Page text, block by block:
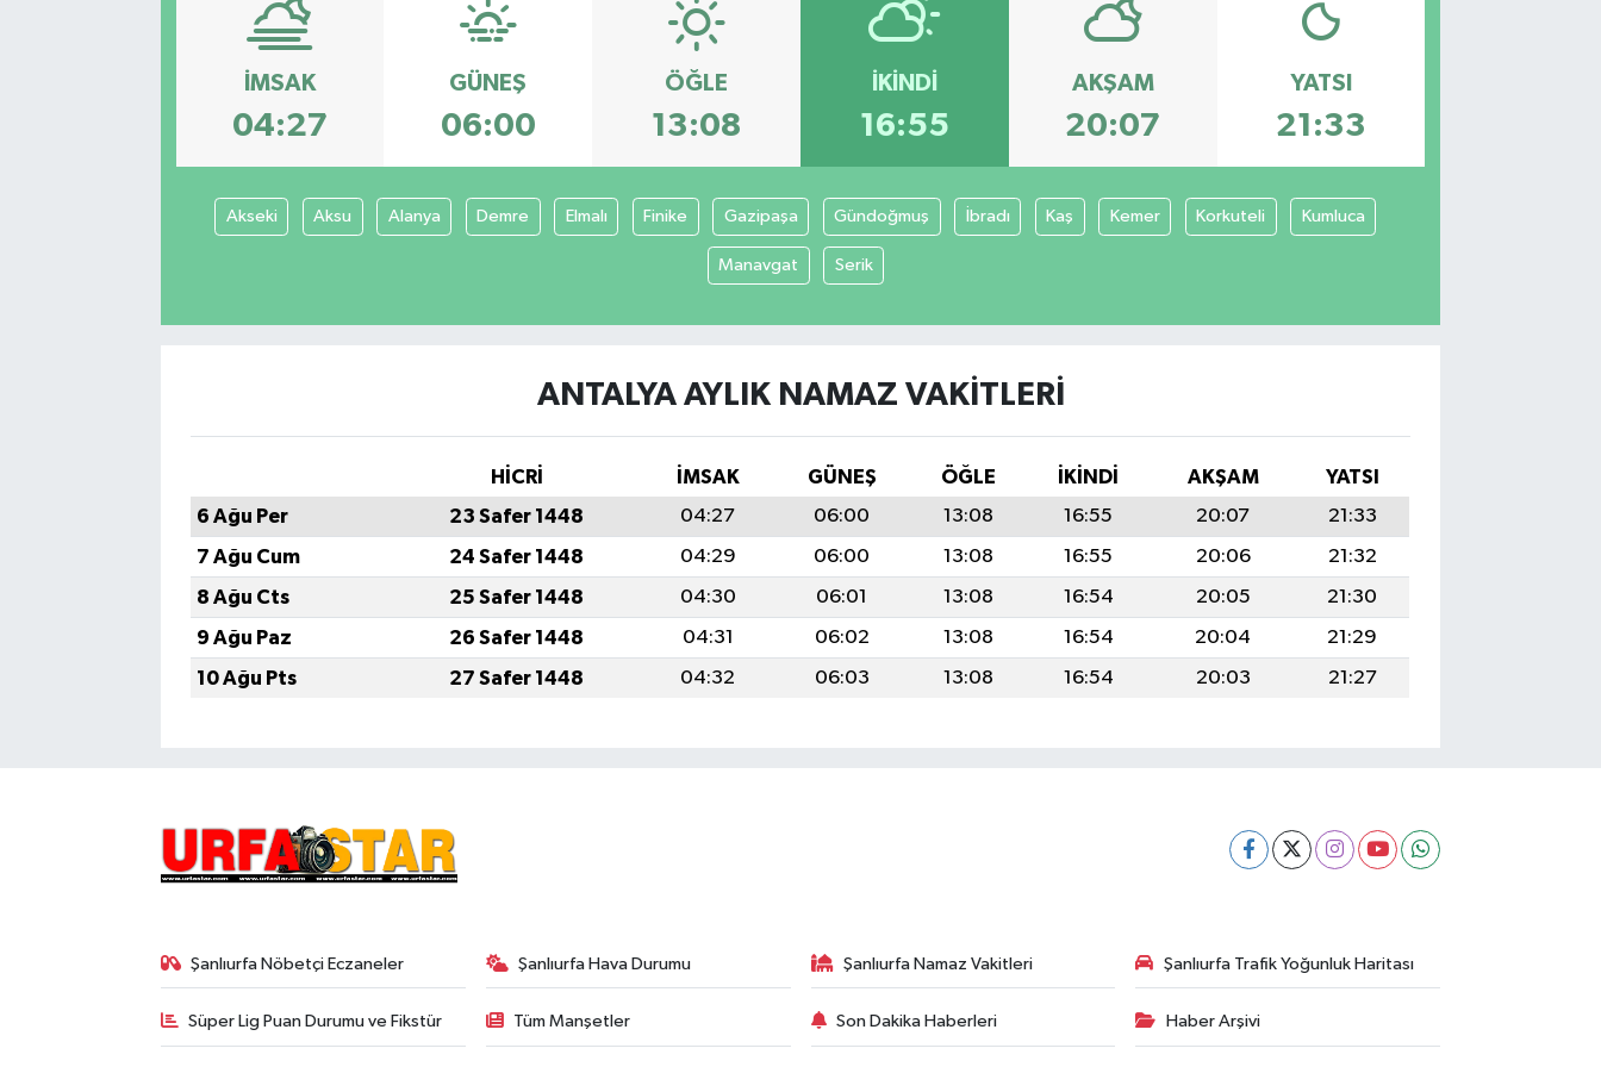
İMSAK
04:27
GÜNEŞ
06:00
ÖĞLE
13:08
İKINDI
16:55
AKŞAM
20:07
YATSI
21:33
Akseki Aksu Alanya Demre Elmalı Finike Gazipaşa Gündoğmuş İbradı Kaş Kemer Korkuteli Kumluca
Manavgat Serik
ANTALYA AYLIK NAMAZ VAKITLERI
HİCRİ İMSAK GÜNEŞ ÖĞLE İKINDI AKŞAM
YATSI
6 Ağu Per
23 Safer 1448 04:27 06:00 13:08 16:55 20:07
21:33
7 Ağu Cum
24 Safer 1448 04:29 06:00 13:08 16:55 20:06
21:32
8 Ağu Cts
25 Safer 1448 04:30 06:01 13:08 16:54 20:05
21:30
9 Ağu Paz
26 Safer 1448 04:31 06:02 13:08 16:54 20:04
21:29
10 Ağu Pts
27 Safer 1448 04:32 06:03 13:08 16:54 20:03 21:27
Şanlıurfa Nöbetçi Eczaneler Şanlıurfa Hava Durumu Şanlıurfa Namaz Vakitleri Şanlıurfa Trafik Yoğunluk Haritası
Süper Lig Puan Durumu ve Fikstür Tüm Manşetler Son Dakika Haberleri Haber Arşivi